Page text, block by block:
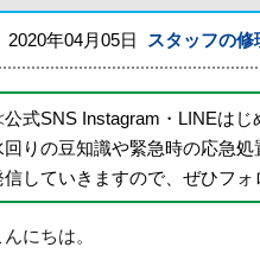
2020年04月05日 スタッフの修
式SNS Instagram・LINEは
回りの豆知識や緊急時の応急
信していきますので、ぜひフォ
んにちは。